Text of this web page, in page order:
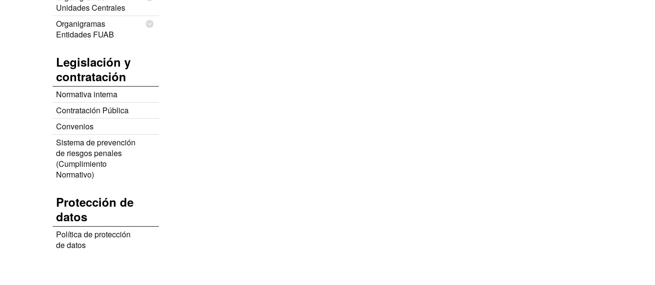
Unidades Centrales
Organigramas
Entidades FUAB
Legislación y
contratación
Normativa interna
Contratación Pública
Convenios
Sistema de prevención
de riesgos penales
(Cumplimiento
Normativo)
Protección de
datos
Política de protección
de datos